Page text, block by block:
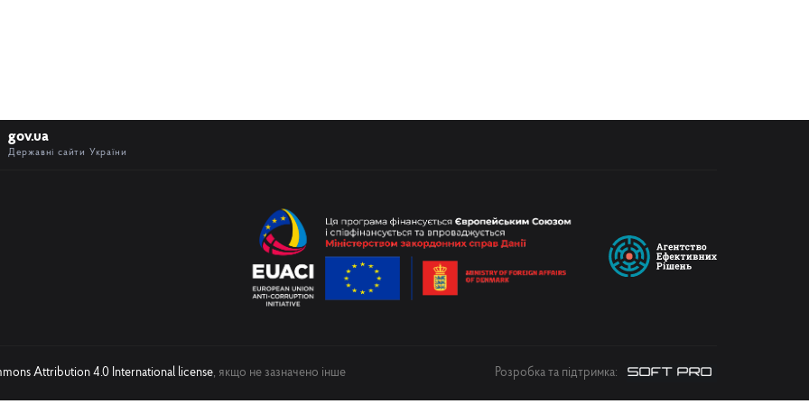
gov.ua
Державні сайти України
Attribution 4.0 International license, якщо не зазначено інше Розробка та підтримка: